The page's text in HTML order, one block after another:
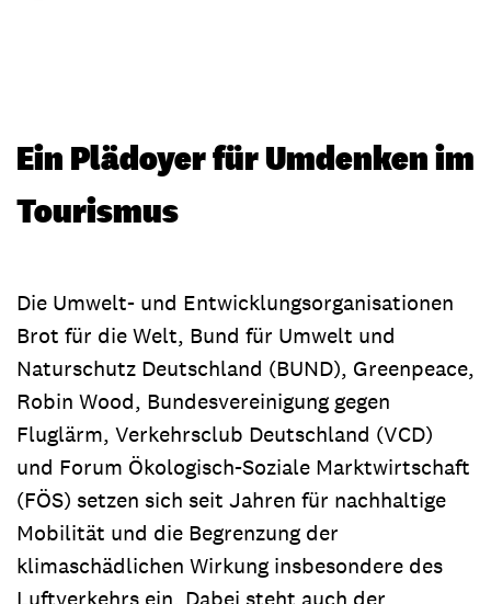
Ein Plädoyer für Umdenken im
Tourismus
Die Umwelt- und Entwicklungsorganisationen
Brot für die Welt, Bund für Umwelt und
Naturschutz Deutschland (BUND), Greenpeace,
Robin Wood, Bundesvereinigung gegen
Fluglärm, Verkehrsclub Deutschland (VCD)
und Forum Ökologisch-Soziale Marktwirtschaft
(FÖS) setzen sich seit Jahren für nachhaltige
Mobilität und die Begrenzung der
klimaschädlichen Wirkung insbesondere des